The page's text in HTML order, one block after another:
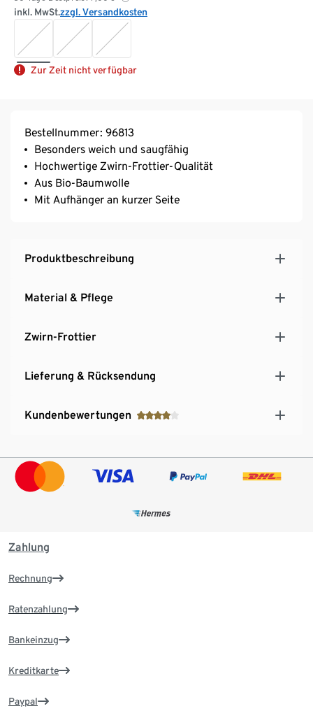
inkl. MwSt.zzgl. Versandkosten
Zur Zeit nicht verfügbar
Bestellnummer: 96813
Besonders weich und saugfähig
Hochwertige Zwirn-Frottier-Qualität
Aus Bio-Baumwolle
Mit Aufhänger an kurzer Seite
Produktbeschreibung
Material & Pflege
Zwirn-Frottier
Lieferung & Rücksendung
Kundenbewertungen
Zahlung
Rechnung
Ratenzahlung
Bankeinzug
Kreditkarte
Paypal